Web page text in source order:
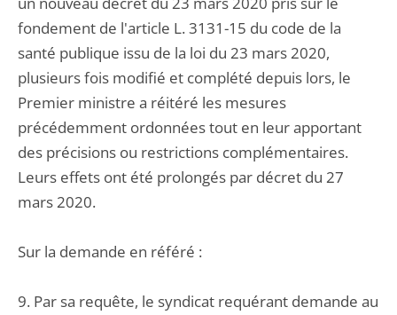
fondement de l'article L. 3131-15 du code de la
santé publique issu de la loi du 23 mars 2020,
plusieurs fois modifié et complété depuis lors, le
Premier ministre a réitéré les mesures
précédemment ordonnées tout en leur apportant
des précisions ou restrictions complémentaires.
Leurs effets ont été prolongés par décret du 27
mars 2020.
Sur la demande en référé :
9. Par sa requête, le syndicat requérant demande au